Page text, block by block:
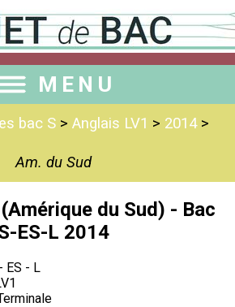
MENU
bac S > Anglais LV1 > 2014>
Am. du Sud
du Sud) - Bac
ES-L 2014
ES - L